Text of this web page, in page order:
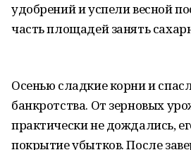
удобрений и успели весной
часть площадей занять
Осенью сладкие корни и
банкротства. От зерновых
практически не дождались,
покрытие убытков. После